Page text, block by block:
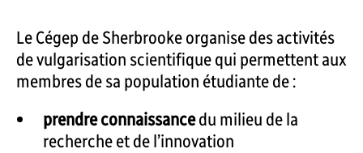
Le Cégep de Sherbrooke organise des activités
de vulgarisation scientifique qui permettent aux
membres de sa population étudiante de :
prendre connaissancedu milieu de la
recherche et de l’innovation